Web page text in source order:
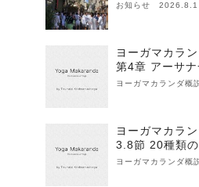
お知らせ 2026.8.1
ヨーガマカラ
第4章 アーサナ
ヨーガマカランダ
ヨーガマカラ
3.8節 20種類
ヨーガマカランダ